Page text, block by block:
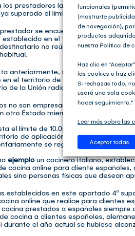
prestadores la opción de tributar
superado el límite.
se encuentre establecido
en el territorio de
no reúna la condición de
anteriormente, se establece la
el territorio de aplicación del
de la Unión radique en dicho
no son empresarios o profesionales
otro Estado miembro, tributarán
el límite de 10.000 euros (referido al
de aplicación del impuesto, si
se regulará.
ejemplo un cocinero italiano,
cocina online para cliente
sino personas físicas que desean
establecidas en este apartado 4º
online que realice para clientes
cocina prestados a españoles
cocina a clientes españoles,
el año actual se hubiese
funcionales
(mostrarte
de navegación),
productos
nuestra Política de
Haz clic en
las cookies o haz
Si rechazas todo,
usará una sola
hacer seguimiento.”
Leer más sobre las
Aceptar todas